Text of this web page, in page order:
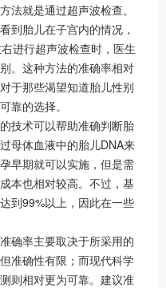
法就是通过超声波检查。
到胎儿在子宫内的情况，
进行超声波检查时，医生
。这种方法的准确率相对
于那些渴望知道胎儿性别
靠的选择。
技术可以帮助准确判断胎
母体血液中的胎儿DNA来
早期就可以实施，但是需
本也相对较高。不过，基
到99%以上，因此在一些
率主要取决于所采用的
准确性有限；而现代科学
则相对更为可靠。建议准